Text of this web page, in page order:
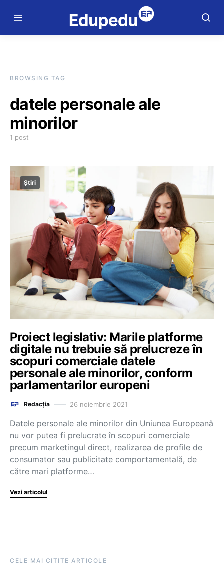
BROWSING TAG
datele personale ale
minorilor
1 post
Știri
Proiect legislativ: Marile platforme
digitale nu trebuie să prelucreze în
scopuri comerciale datele
personale ale minorilor, conform
parlamentarilor europeni
Redacția 26 noiembrie 2021
Datele personale ale minorilor din Uniunea Europeană
nu vor putea fi prelucrate în scopuri comerciale
precum marketingul direct, realizarea de profile de
consumator sau publicitate comportamentală, de
către mari platforme…
Vezi articolul
CELE MAI CITITE ARTICOLE